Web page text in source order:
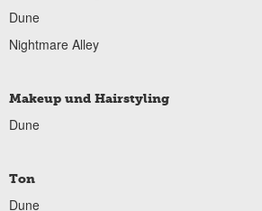
Dune
Nightmare Alley
Makeup und Hairstyling
Dune
Ton
Dune